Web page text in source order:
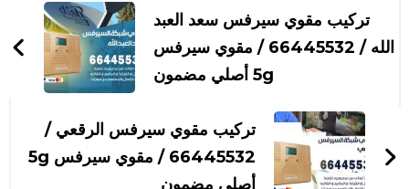
بين
التدوينات
تركيب مقوي سيرفس سعد العبد
الله / 66445532 / مقوي سيرفس
5g أصلي مضمون
تركيب مقوي سيرفس الرقعي /
66445532 / مقوي سيرفس 5g
أصلي مضمون